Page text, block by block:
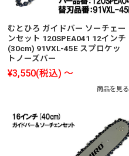
むとひろ ガイドバー ソーチェー
ンセット 120SPEA041 12インチ
(30cm) 91VXL-45E スプロケッ
トノーズバー
¥3,550(税込) ～
商品を見る